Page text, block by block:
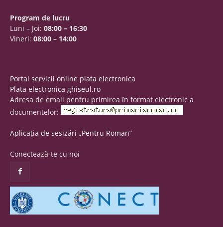
Program de lucru
Luni – Joi: 08:00 – 16:30
Vineri: 08:00 – 14:00
Portal servicii online plata electronica
Plata electronica ghiseul.ro
Adresa de email pentru primirea în format electronic a
documentelor:
Aplicația de sesizări „Pentru Roman”
Conectează-te cu noi